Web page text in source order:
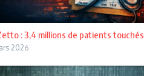
: 3,4 millions de patients touchés
2026